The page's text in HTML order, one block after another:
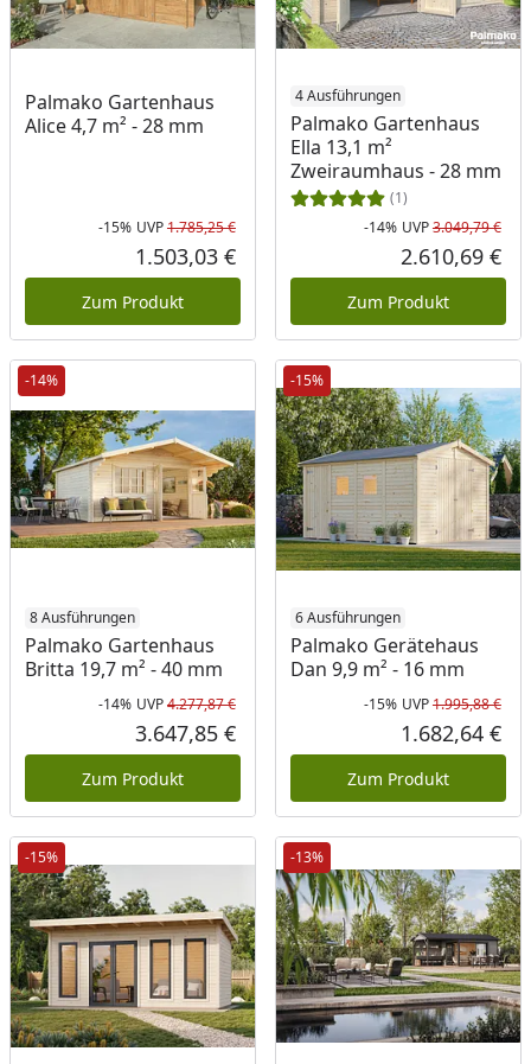
Palmako Gartenhaus
Alice 4,7 m² - 28 mm
Rabatt in Prozent
-15%
Ursprünglicher Preis
UVP1.785,25 €
Aktueller Preis
1.503,03 €
Zum Produkt
4 Ausführungen
Palmako Gartenhaus
Ella 13,1 m²
Zweiraumhaus - 28 mm
(1)
-14% UVP3.049,79 €
2.610,69 €
Zum Produkt
-14%
8 Ausführungen
Palmako Gartenhaus
Britta 19,7 m² - 40 mm
Rabatt in Prozent
-14%
Ursprünglicher Preis
UVP4.277,87 €
Aktueller Preis
3.647,85 €
Zum Produkt
-15%
6 Ausführungen
Palmako Gerätehaus
Dan 9,9 m² - 16 mm
-15% UVP1.995,88 €
1.682,64 €
Zum Produkt
-15% -13%